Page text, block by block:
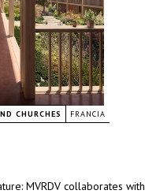
CHURCHES FRANCIA
MVRDV collaborates with